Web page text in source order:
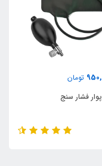
تومان
فشار سنج